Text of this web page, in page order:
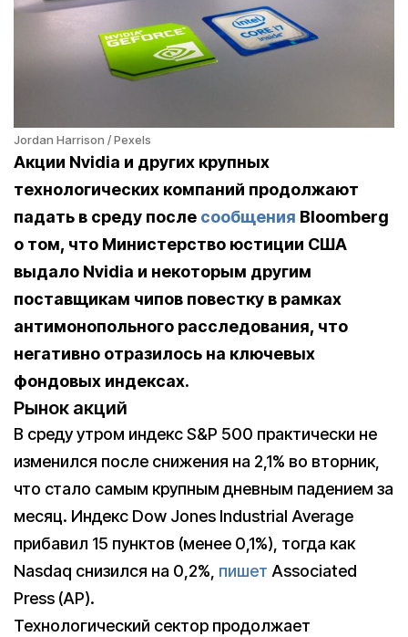
Jordan Harrison / Pexels
Акции Nvidia и других крупных
технологических компаний продолжают
падать в среду после сообщения Bloomberg
о том, что Министерство юстиции США
выдало Nvidia и некоторым другим
поставщикам чипов повестку в рамках
антимонопольного расследования, что
негативно отразилось на ключевых
фондовых индексах.
Рынок акций
В среду утром индекс S&P 500 практически не
изменился после снижения на 2,1% во вторник,
что стало самым крупным дневным падением за
месяц. Индекс Dow Jones Industrial Average
прибавил 15 пунктов (менее 0,1%), тогда как
Nasdaq снизился на 0,2%, пишет Associated
Press (AP).
Технологический сектор продолжает